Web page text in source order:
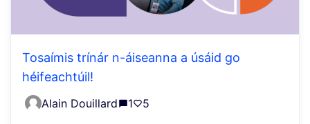
Tosaímis trínár n-áiseanna a úsáid go
héifeachtúil!
Alain Douillard 1 5